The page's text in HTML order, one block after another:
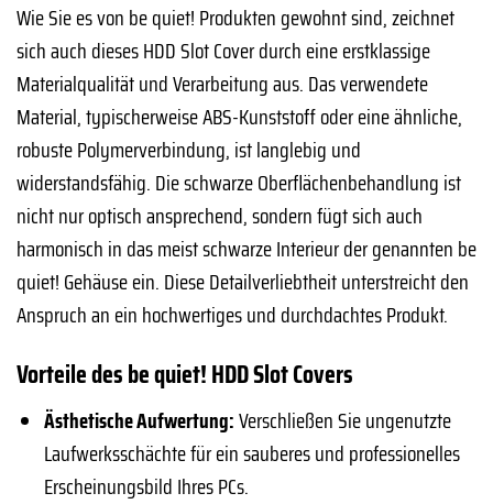
Wie Sie es von be quiet! Produkten gewohnt sind, zeichnet
sich auch dieses HDD Slot Cover durch eine erstklassige
Materialqualität und Verarbeitung aus. Das verwendete
Material, typischerweise ABS-Kunststoff oder eine ähnliche,
robuste Polymerverbindung, ist langlebig und
widerstandsfähig. Die schwarze Oberflächenbehandlung ist
nicht nur optisch ansprechend, sondern fügt sich auch
harmonisch in das meist schwarze Interieur der genannten be
quiet! Gehäuse ein. Diese Detailverliebtheit unterstreicht den
Anspruch an ein hochwertiges und durchdachtes Produkt.
Vorteile des be quiet! HDD Slot Covers
Ästhetische Aufwertung:Verschließen Sie ungenutzte
Laufwerksschächte für ein sauberes und professionelles
Erscheinungsbild Ihres PCs.